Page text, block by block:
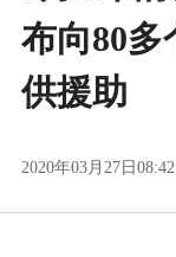
布向80多
供援助
2020年03月27日